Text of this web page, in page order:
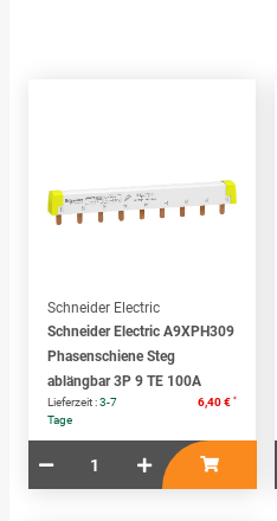
Schneider Electric
Schneider Electric A9XPH309
Phasenschiene Steg
ablängbar 3P 9 TE 100A
Lieferzeit :3-7
Tage
6,40 € *